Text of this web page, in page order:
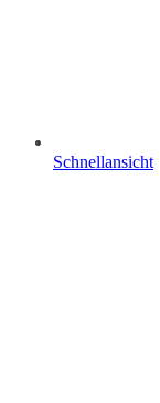
Schnellansicht